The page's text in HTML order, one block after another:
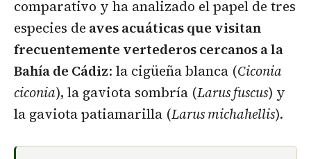
comparativo y ha analizado el papel de tres
especies de aves acuáticas que visitan
frecuentemente vertederos cercanos a la
Bahía de Cádiz: la cigüeña blanca (Ciconia
ciconia), la gaviota sombría (Larus fuscus) y
la gaviota patiamarilla (Larus michahellis).